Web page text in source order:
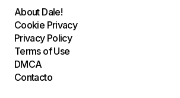
About Dale!
Cookie Privacy
Privacy Policy
Terms of Use
DMCA
Contacto